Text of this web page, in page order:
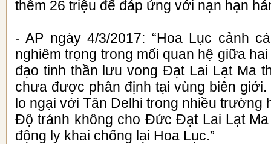
thêm 26 triệu để đáp ứng với nạn hạn
- AP ngày 4/3/2017: “Hoa Lục cảnh
nghiêm trọng trong mối quan hệ giữa
đạo tinh thần lưu vong Đạt Lai Lạt Ma
chưa được phân định tại vùng biên
lo ngại với Tân Delhi trong nhiều trường
Độ tránh không cho Đức Đạt Lai Lạt
động ly khai chống lại Hoa Lục.”